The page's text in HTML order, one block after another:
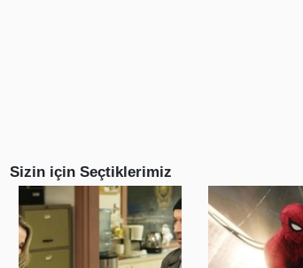
Sizin için Seçtiklerimiz